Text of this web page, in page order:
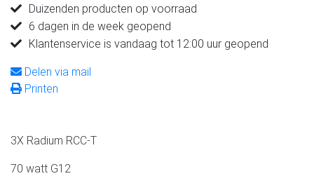
Duizenden producten op voorraad
6 dagen in de week geopend
Klantenservice is vandaag tot 12:00 uur geopend
Delen via mail
Printen
3X Radium RCC-T
70 watt G12